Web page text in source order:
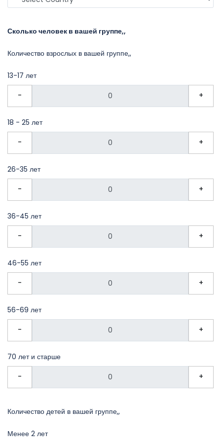
Сколько человек в вашей группе,,
Количество взрослых в вашей группе,,
13-17 лет
-
+
18 - 25 лет
-
+
26-35 лет
-
+
36-45 лет
-
+
46-55 лет
-
+
56-69 лет
-
+
70 лет и старше
-
+
Количество детей в вашей группе,,
Менее 2 лет